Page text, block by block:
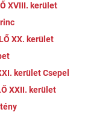
XVIII. kerület
XX. kerület
kerület Csepel
XXII. kerület